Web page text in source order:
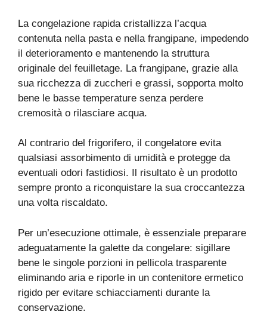
La congelazione rapida cristallizza l’acqua
contenuta nella pasta e nella frangipane, impedendo
il deterioramento e mantenendo la struttura
originale del feuilletage. La frangipane, grazie alla
sua ricchezza di zuccheri e grassi, sopporta molto
bene le basse temperature senza perdere
cremosità o rilasciare acqua.
Al contrario del frigorifero, il congelatore evita
qualsiasi assorbimento di umidità e protegge da
eventuali odori fastidiosi. Il risultato è un prodotto
sempre pronto a riconquistare la sua croccantezza
una volta riscaldato.
Per un’esecuzione ottimale, è essenziale preparare
adeguatamente la galette da congelare: sigillare
bene le singole porzioni in pellicola trasparente
eliminando aria e riporle in un contenitore ermetico
rigido per evitare schiacciamenti durante la
conservazione.